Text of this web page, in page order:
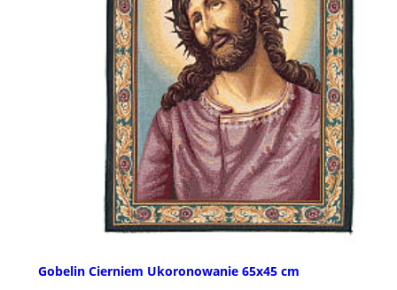
Gobelin Cierniem Ukoronowanie 65x45 cm